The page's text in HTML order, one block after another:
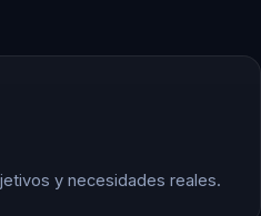
y necesidades reales.